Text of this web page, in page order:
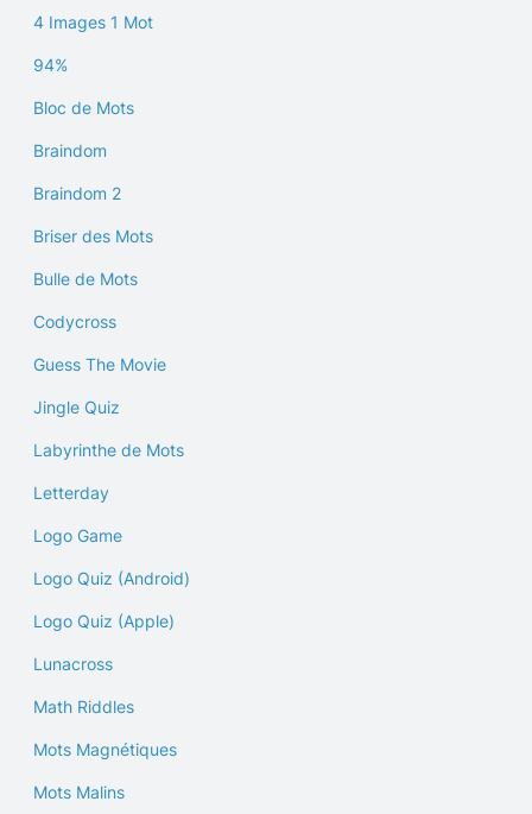
4 Images 1 Mot
94%
Bloc de Mots
Braindom
Braindom 2
Briser des Mots
Bulle de Mots
Codycross
Guess The Movie
Jingle Quiz
Labyrinthe de Mots
Letterday
Logo Game
Logo Quiz (Android)
Logo Quiz (Apple)
Lunacross
Math Riddles
Mots Magnétiques
Mots Malins